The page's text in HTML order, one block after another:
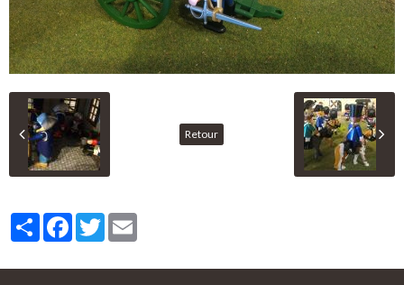
Retour
PartagerFacebook
Twitter